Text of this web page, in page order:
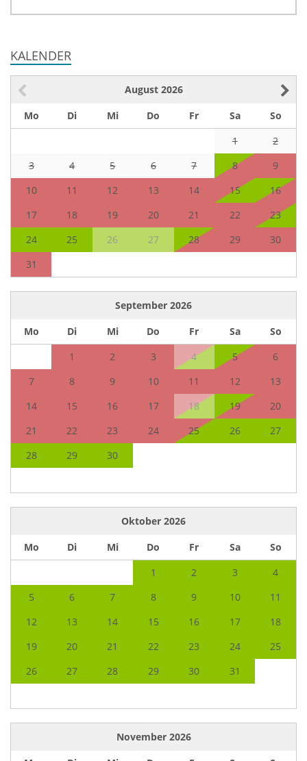
KALENDER
August 2026
Mo
Di Mi Do Fr Sa
So
1
2
3
4 5 6 7 8
9
10
11 12 13 14 15
16
17
18 19 20 21 22
23
24
25 26 27 28 29
30
31
September 2026
Mo
Di Mi Do Fr Sa
So
1
2 3 4 5
6
7
8 9 10 11 12
13
14
15 16 17 18 19
20
21
22 23 24 25 26
27
28
29 30
Oktober 2026
Mo
Di Mi Do Fr Sa
So
1
2 3
4
5
6 7 8 9 10
11
12
13 14 15 16 17
18
19
20 21 22 23 24
25
26
27 28 29 30 31
November 2026